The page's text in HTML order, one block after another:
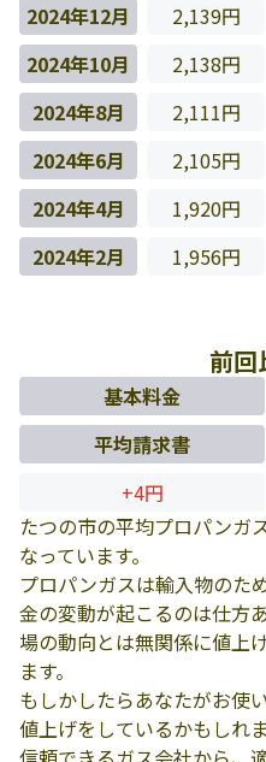
2024年12月
2,139円
2024年10月
2,138円
2024年8月
2,111円
2024年6月
2,105円
2024年4月
1,920円
2024年2月
1,956円
前回
基本料金
平均請求書
+4円
たつの市の平均プロパンガ
なっています。
プロパンガスは輸入物のた
金の変動が起こるのは仕方
場の動向とは無関係に値上
ます。
もしかしたらあなたがお使
値上げをしているかもしれま